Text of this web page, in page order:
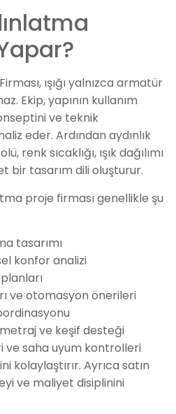
ışığı yalnızca armatür
Ekip, yapının kullanım
ve teknik
eder. Ardından aydınlık
renk sıcaklığı, ışık dağılımı
bir tasarım dili oluşturur.
proje firması genellikle şu
tasarımı
konfor analizi
ve otomasyon önerileri
ve keşif desteği
ve saha uyum kontrolleri
kolaylaştırır. Ayrıca satın
ve maliyet disiplinini